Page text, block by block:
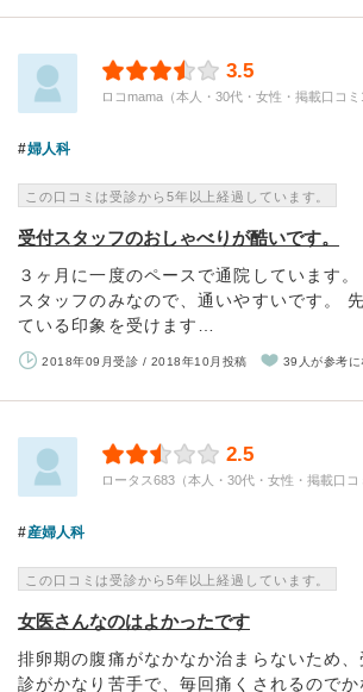
3.5
ロコmama（本人・30代・女性・掲載口コミ
婦人科
この口コミは受診から5年以上経過しています。
受付スタッフのおしゃべりが酷いです。
３ヶ月に一度のペースで通院しています
スタッフのみなので、通いやすいです。
ている印象を受けます…
2018年09月受診 / 2018年10月投稿 39人が参考に
2.5
ロータス683（本人・30代・女性・掲載口コ
産婦人科
この口コミは受診から5年以上経過しています。
女医さんなのはよかったです
排卵期の腹痛がなかなか治まらないため
診がかなり苦手で、毎回痛くされるのでか